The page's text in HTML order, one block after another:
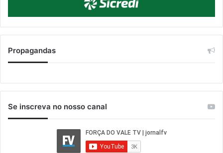
Propagandas
Se inscreva no nosso canal